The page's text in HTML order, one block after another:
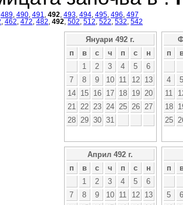
489 490 491 492 493 494 495 496 497
462 472 482 492 502 512 522 532 542
Януари 492 г.
п
в с ч п с
н
1
2 3 4 5
6
7
8 9 10 11 12
13
14
15 16 17 18 19
20
21
22 23 24 25 26
27
28
29 30 31
п
4
5
11
18
25
Април 492 г.
п
в с ч п с
н
1
2 3 4 5
6
7
8 9 10 11 12
13
п
5
6